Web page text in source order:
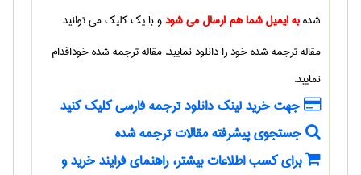
شدهبه ایمیل شما هم ارسال می شودو با یک کلیک می توانید
مقاله ترجمه شدهخود را دانلود نمایید.مقاله ترجمه شدهخوداقدام
نمایید.
جهت خرید لینک دانلود ترجمه فارسی کلیک کنید
جستجوی پیشرفته مقالات ترجمه شده
برای کسب اطلاعات بیشتر، راهنمای فرایند خرید و